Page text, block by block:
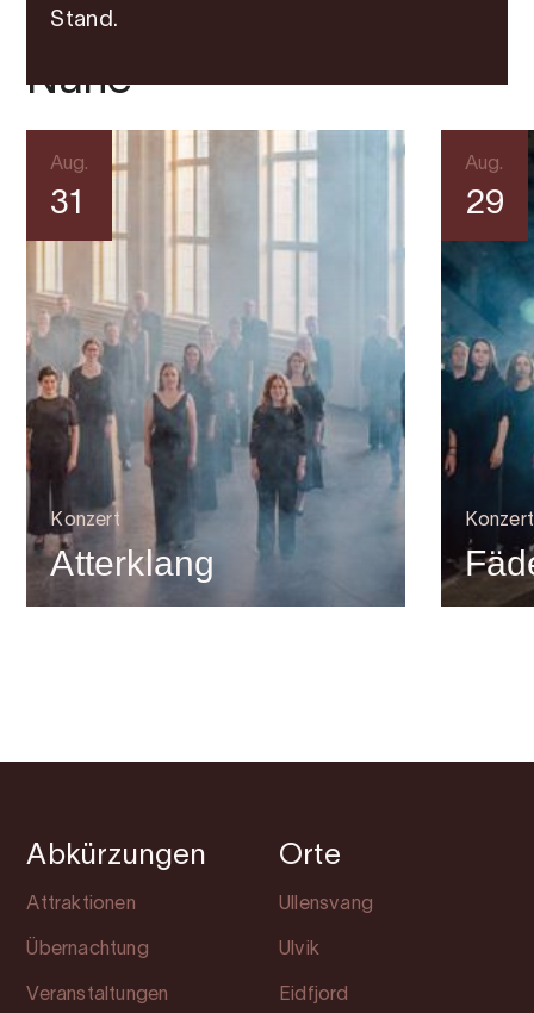
Veranstaltungen in der
Nähe
Aug.
31
Konzert
Atterklang
Aug.
29
Konzert
Stand.
Abkürzungen
Attraktionen
Übernachtung
Veranstaltungen
Orte
Ullensvang
Ulvik
Eidfjord